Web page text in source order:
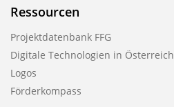
Ressourcen
Projektdatenbank FFG
Digitale Technologien in Österreich
Logos
Förderkompass